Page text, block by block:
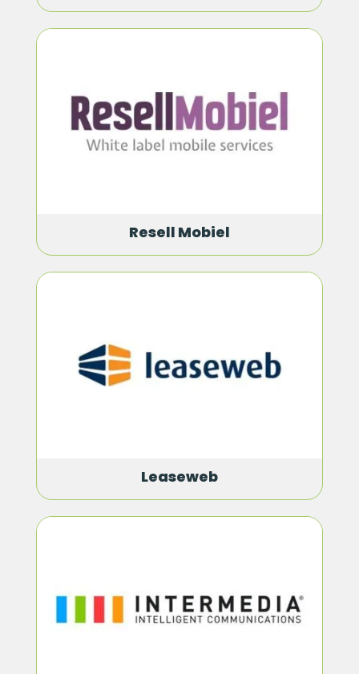
Resell Mobiel
Leaseweb